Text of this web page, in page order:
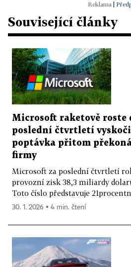
Související články
Microsoft raketově roste
poslední čtvrtletí
poptávka přitom
firmy
Microsoft za poslední čtvrtletí
provozní zisk 38,3 miliardy
Toto číslo představuje
30. 1. 2026 ▪ 4 min. čtení